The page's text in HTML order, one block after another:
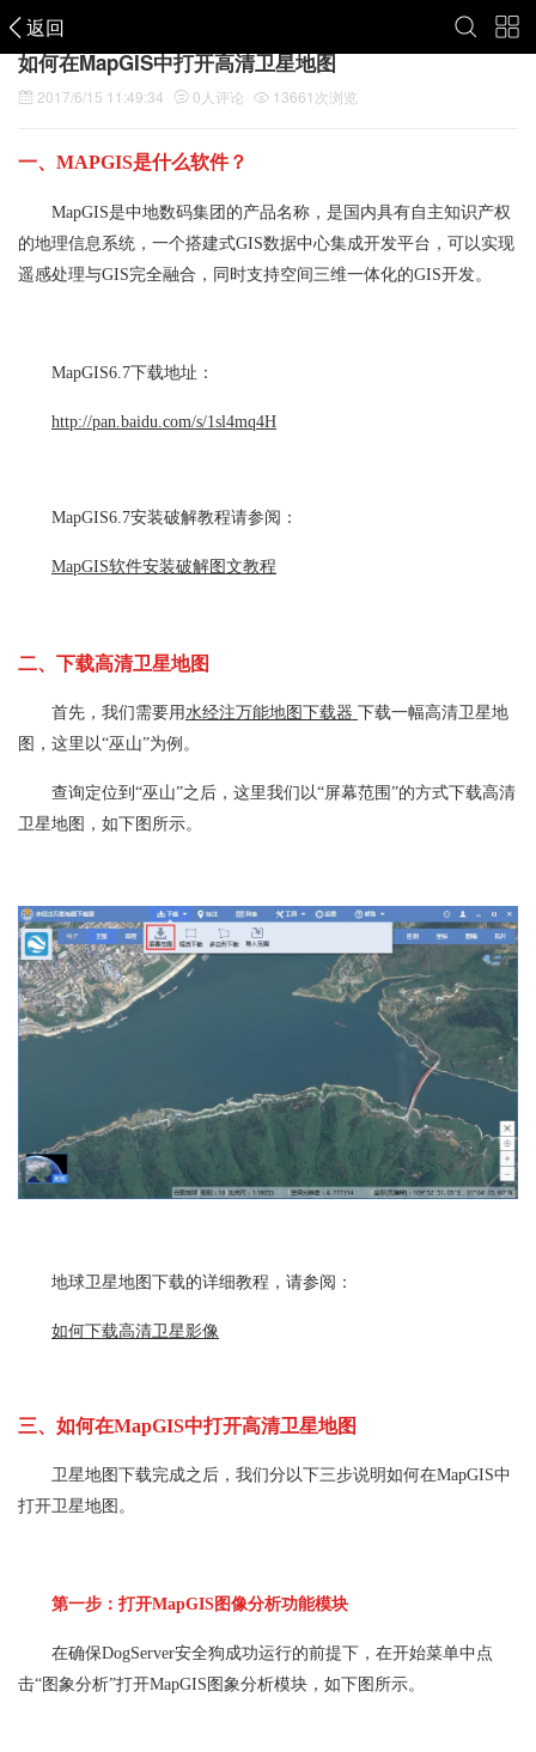
返回
如何在MapGIS中打开高清卫星地图
2017/6/15 11:49:34 0 人评论 13661 次浏览
一、MAPGIS是什么软件？
MapGIS是中地数码集团的产品名称，是国内具有自主知识产权
的地理信息系统，一个搭建式GIS数据中心集成开发平台，可以实现
遥感处理与GIS完全融合，同时支持空间三维一体化的GIS开发。
MapGIS6.7下载地址：
http://pan.baidu.com/s/1sl4mq4H
MapGIS6.7安装破解教程请参阅：
MapGIS软件安装破解图文教程
二、下载高清卫星地图
首先，我们需要用水经注万能地图下载器 下载一幅高清卫星地
图，这里以“巫山”为例。
查询定位到“巫山”之后，这里我们以“屏幕范围”的方式下载高清
卫星地图，如下图所示。
地球卫星地图下载的详细教程，请参阅：
如何下载高清卫星影像
三、如何在MapGIS中打开高清卫星地图
卫星地图下载完成之后，我们分以下三步说明如何在MapGIS中
打开卫星地图。
第一步：打开MapGIS图像分析功能模块
在确保DogServer安全狗成功运行的前提下，在开始菜单中点
击“图象分析”打开MapGIS图象分析模块，如下图所示。